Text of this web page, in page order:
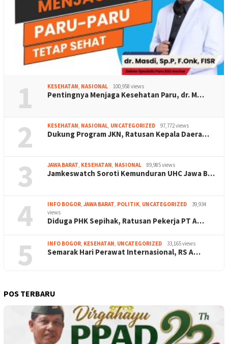
1 KESEHATAN NASIONAL 100,958 views
Pentingnya Menjaga Kesehatan Paru, dr. M…
2 KESEHATAN NASIONAL UNCATEGORIZED 97,772 views
Dukung Program JKN, Ratusan Kepala Daera…
3 JAWA BARAT KESEHATAN NASIONAL 89,985 views
Jamkeswatch Soroti Kemunduran UHC Jawa B…
4 INFO BOGOR JAWA BARAT POLITIK UNCATEGORIZED
39,934
views
Diduga PHK Sepihak, Ratusan Pekerja PT A…
5 INFO BOGOR KESEHATAN UNCATEGORIZED 33,165 views
Semarak Hari Perawat Internasional, RS A…
POS TERBARU